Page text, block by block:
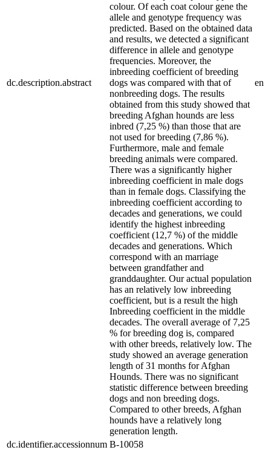
dc.description.abstract
colour. Of each coat colour gene the
allele and genotype frequency was
predicted. Based on the obtained data
and results, we detected a significant
difference in allele and genotype
frequencies. Moreover, the
inbreeding coefficient of breeding
dogs was compared with that of
nonbreeding dogs. The results
obtained from this study showed that
breeding Afghan hounds are less
inbred (7,25 %) than those that are
not used for breeding (7,86 %).
Furthermore, male and female
breeding animals were compared.
There was a significantly higher
inbreeding coefficient in male dogs
than in female dogs. Classifying the
inbreeding coefficient according to
decades and generations, we could
identify the highest inbreeding
coefficient (12,7 %) of the middle
decades and generations. Which
correspond with an marriage
between grandfather and
granddaughter. Our actual population
has an relatively low inbreeding
coefficient, but is a result the high
Inbreeding coefficient in the middle
decades. The overall average of 7,25
% for breeding dog is, compared
with other breeds, relatively low. The
study showed an average generation
length of 31 months for Afghan
Hounds. There was no significant
statistic difference between breeding
dogs and non breeding dogs.
Compared to other breeds, Afghan
hounds have a relatively long
generation length.
en
dc.identifier.accessionnum B-10058